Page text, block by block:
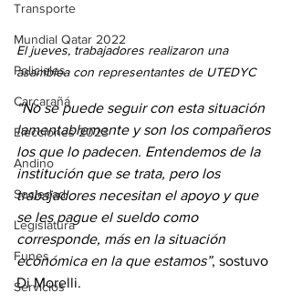
Transporte
Mundial Qatar 2022
Policiales
Carcarañá
Elecciones 2023
Andino
Sociedad
Legislatura
Funes
Servicios
El jueves, trabajadores realizaron una
asamblea con representantes de UTEDYC
“No se puede seguir con esta situación
lamentablemente y son los compañeros
los que lo padecen. Entendemos de la
institución que se trata, pero los
trabajadores necesitan el apoyo y que
se les pague el sueldo como
corresponde, más en la situación
económica en la que estamos”, sostuvo
Di Morelli.